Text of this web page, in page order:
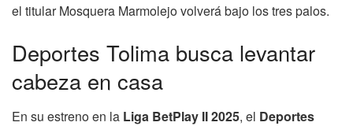
el titular Mosquera Marmolejo volverá bajo los tres palos.
Deportes Tolima busca levantar
cabeza en casa
En su estreno en la Liga BetPlay II 2025, el Deportes